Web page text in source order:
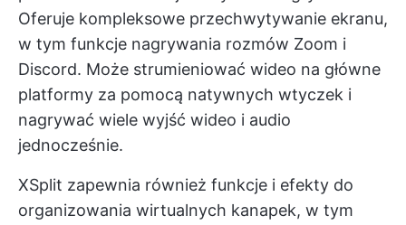
Oferuje kompleksowe przechwytywanie ekranu,
w tym funkcje nagrywania rozmów Zoom i
Discord. Może strumieniować wideo na główne
platformy za pomocą natywnych wtyczek i
nagrywać wiele wyjść wideo i audio
jednocześnie.
XSplit zapewnia również funkcje i efekty do
organizowania wirtualnych kanapek, w tym